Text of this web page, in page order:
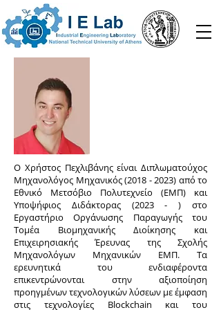
Ο Χρήστος Πεχλιβάνης είναι Διπλωματούχος
Μηχανολόγος Μηχανικός(2018 - 2023) από το
Εθνικό Μετσόβιο Πολυτεχνείο (ΕΜΠ) και
Υποψήφιος Διδάκτορας (2023 - ) στο
Εργαστήριο Οργάνωσης Παραγωγής του
Τομέα Βιομηχανικής Διοίκησης και
Επιχειρησιακής Έρευνας της Σχολής
Μηχανολόγων Μηχανικών ΕΜΠ. Τα
ερευνητικά του ενδιαφέροντα
επικεντρώνονται στην αξιοποίηση
προηγμένων τεχνολογικών λύσεων με έμφαση
στις τεχνολογίες Blockchain και του